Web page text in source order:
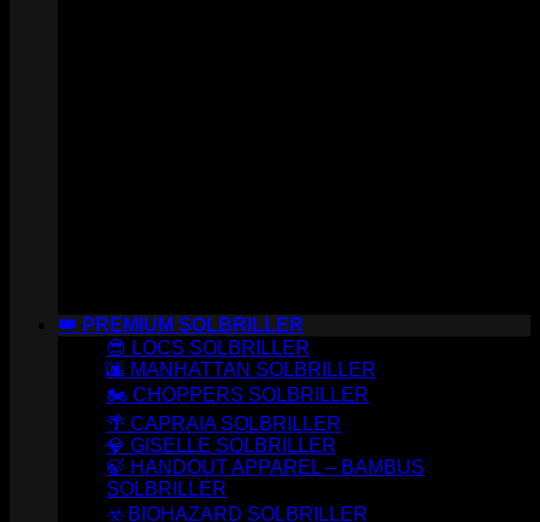
👑 PREMIUM SOLBRILLER
😎 LOCS SOLBRILLER
🌆 MANHATTAN SOLBRILLER
🏍️ CHOPPERS SOLBRILLER
🌴 CAPRAIA SOLBRILLER
💎 GISELLE SOLBRILLER
🍃 HANDOUT APPAREL – BAMBUS
SOLBRILLER
☣️ BIOHAZARD SOLBRILLER